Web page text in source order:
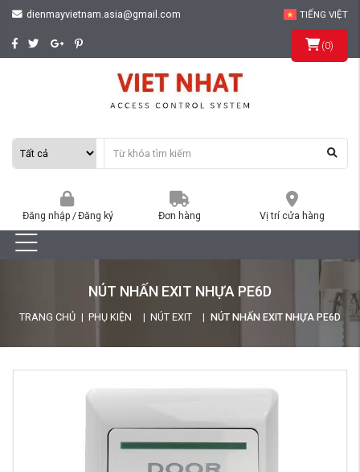
dienmayvietnam.asia@gmail.com TIẾNG VIỆT
(0)
Đăng nhập /Đăng ký Đơn hàng Vị trí cửa hàng
NÚT NHẤN EXIT NHỰA PE6D
TRANG CHỦ PHỤ KIỆN NÚT EXIT NÚT NHẤN EXIT NHỰA PE6D